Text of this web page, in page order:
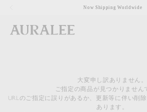
Now Shipping Worldwide
大変申し訳ありません。
ご指定の商品が見つかりません
URLのご指定に誤りがあるか、更新等に伴い削
あります。